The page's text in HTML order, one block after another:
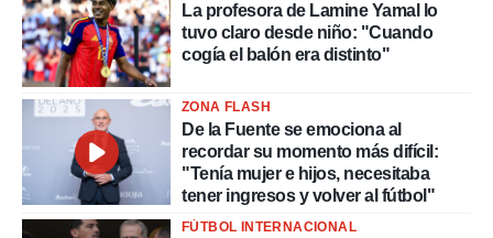
La profesora de Lamine Yamal lo
tuvo claro desde niño: "Cuando
cogía el balón era distinto"
ZONA FLASH
De la Fuente se emociona al
recordar su momento más difícil:
"Tenía mujer e hijos, necesitaba
tener ingresos y volver al fútbol"
FÚTBOL INTERNACIONAL